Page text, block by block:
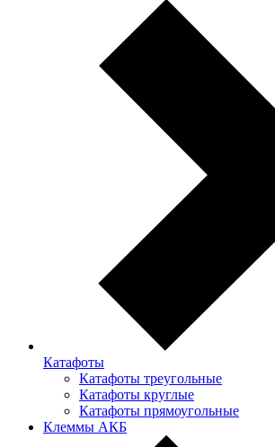
Катафоты
Катафоты треугольные
Катафоты круглые
Катафоты прямоугольные
Клеммы АКБ